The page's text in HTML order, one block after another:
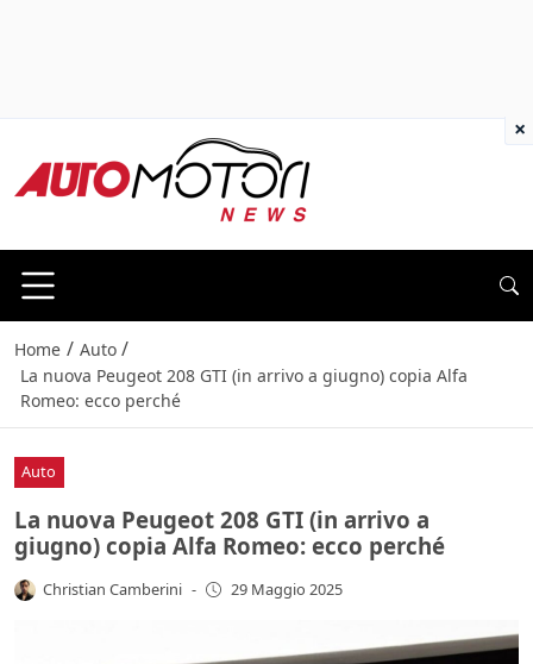
Home / Auto /
La nuova Peugeot 208 GTI (in arrivo a giugno) copia Alfa
Romeo: ecco perché
Auto
La nuova Peugeot 208 GTI (in arrivo a
giugno) copia Alfa Romeo: ecco perché
Christian Camberini - 29 Maggio 2025
×